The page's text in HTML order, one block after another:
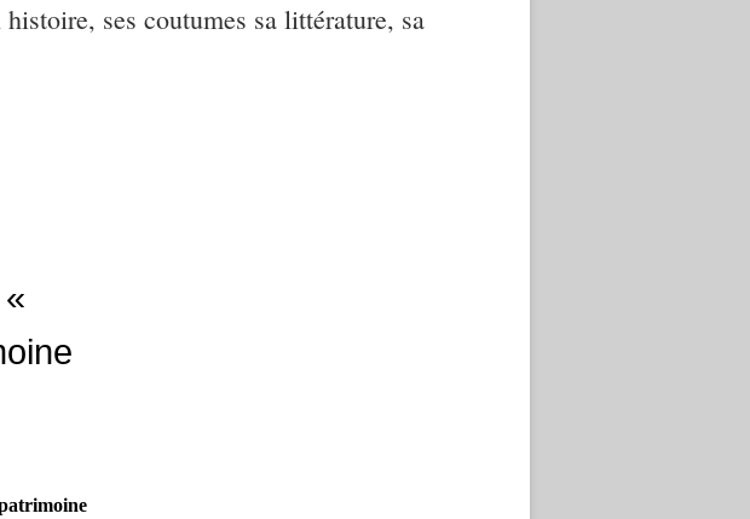
ses coutumes sa littérature, sa